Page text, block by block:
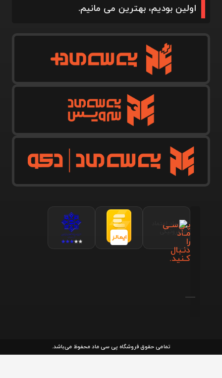
اولین بودیم، بهترین می مانیم.
پـی‌سـی
مـاد
را
دنـبال
کـنید.
تمامی حقوق فروشگاه پی سی ماد محفوظ می‌باشد.